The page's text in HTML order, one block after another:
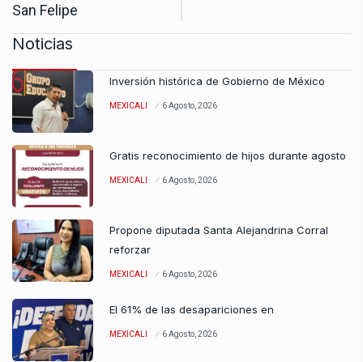
San Felipe
Noticias
Inversión histórica de Gobierno de México
MEXICALI 6 Agosto, 2026
Gratis reconocimiento de hijos durante agosto
MEXICALI 6 Agosto, 2026
Propone diputada Santa Alejandrina Corral
reforzar
MEXICALI 6 Agosto, 2026
El 61% de las desapariciones en
MEXICALI 6 Agosto, 2026